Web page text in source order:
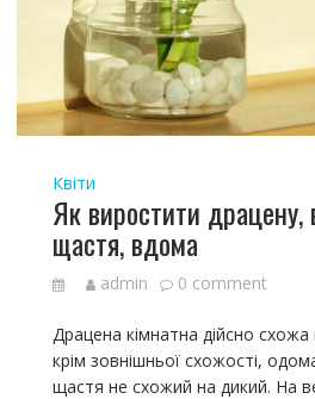
Квіти
Як виростити
щастя, вдома
admin 0 comment
Драцена кімнатна дійсно
крім зовнішньої схожості,
щастя не схожий на дикий. На